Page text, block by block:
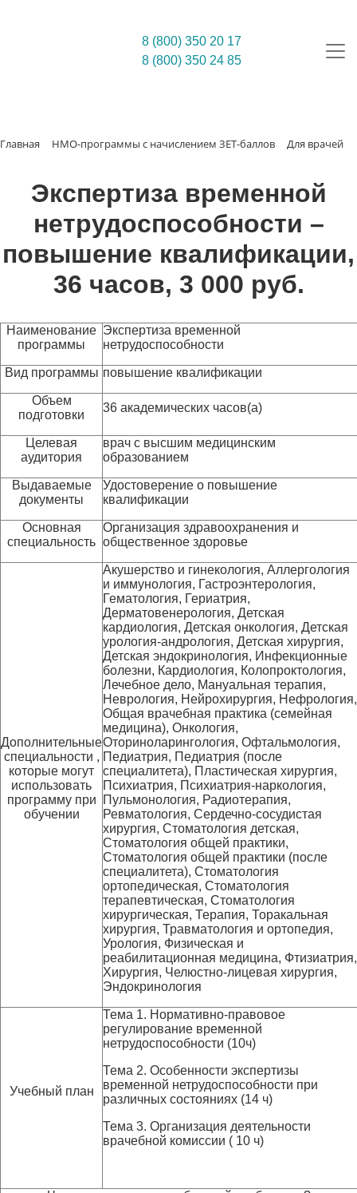
8 (800) 350 20 17
8 (800) 350 24 85
Главная НМО-программы с начислением ЗЕТ-баллов Для врачей
Экспертиза временной
нетрудоспособности –
повышение квалификации,
36 часов, 3 000 руб.
Наименование
программы
Экспертиза временной
нетрудоспособности
Вид программы повышение квалификации
Объем
подготовки
36 академических часов(а)
Целевая
аудитория
врач с высшим медицинским
образованием
Выдаваемые
документы
Удостоверение о повышение
квалификации
Основная
специальность
Организация здравоохранения и
общественное здоровье
Дополнительные
специальности ,
которые могут
использовать
программу при
обучении
Акушерство и гинекология, Аллергология
и иммунология, Гастроэнтерология,
Гематология, Гериатрия,
Дерматовенерология, Детская
кардиология, Детская онкология, Детская
урология-андрология, Детская хирургия,
Детская эндокринология, Инфекционные
болезни, Кардиология, Колопроктология,
Лечебное дело, Мануальная терапия,
Неврология, Нейрохирургия, Нефрология,
Общая врачебная практика (семейная
медицина), Онкология,
Оториноларингология, Офтальмология,
Педиатрия, Педиатрия (после
специалитета), Пластическая хирургия,
Психиатрия, Психиатрия-наркология,
Пульмонология, Радиотерапия,
Ревматология, Сердечно-сосудистая
хирургия, Стоматология детская,
Стоматология общей практики,
Стоматология общей практики (после
специалитета), Стоматология
ортопедическая, Стоматология
терапевтическая, Стоматология
хирургическая, Терапия, Торакальная
хирургия, Травматология и ортопедия,
Урология, Физическая и
реабилитационная медицина, Фтизиатрия,
Хирургия, Челюстно-лицевая хирургия,
Эндокринология
Учебный план
Тема 1. Нормативно-правовое
регулирование временной
нетрудоспособности (10ч)
Тема 2. Особенности экспертизы
временной нетрудоспособности при
различных состояниях (14 ч)
Тема 3. Организация деятельности
врачебной комиссии ( 10 ч)